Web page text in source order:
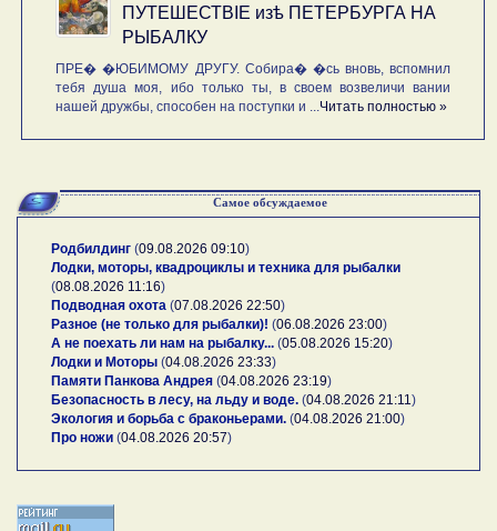
ПУТЕШЕСТВIE изѣ ПЕТЕРБУРГА НА
РЫБАЛКУ
ПРЕ� �ЮБИМОМУ ДРУГУ. Собира� �сь вновь, вспомнил
тебя душа моя, ибо только ты, в своем возвеличи вании
нашей дружбы, способен на поступки и ... Читать полностью »
Самое обсуждаемое
Родбилдинг (09.08.2026 09:10)
Лодки, моторы, квадроциклы и техника для рыбалки
(08.08.2026 11:16)
Подводная охота (07.08.2026 22:50)
Разное (не только для рыбалки)! (06.08.2026 23:00)
А не поехать ли нам на рыбалку... (05.08.2026 15:20)
Лодки и Моторы (04.08.2026 23:33)
Памяти Панкова Андрея (04.08.2026 23:19)
Безопасность в лесу, на льду и воде. (04.08.2026 21:11 )
Экология и борьба с браконьерами. (04.08.2026 21:00)
Про ножи (04.08.2026 20:57)